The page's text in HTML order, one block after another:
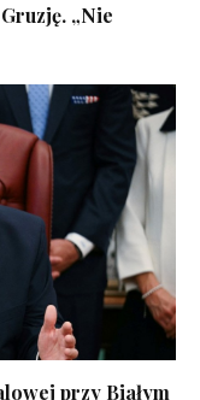
„Nie
przy Białym